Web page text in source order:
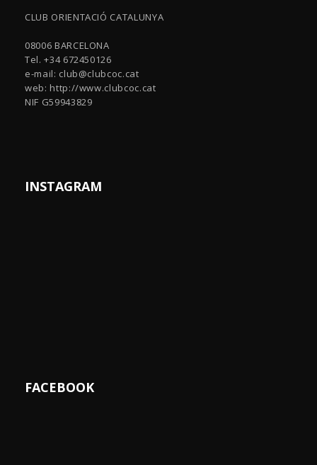
CLUB ORIENTACIÓ CATALUNYA
08006 BARCELONA
Tel. +34 672450126
e-mail: club@clubcoc.cat
web: http://www.clubcoc.cat
NIF G59943829
INSTAGRAM
FACEBOOK